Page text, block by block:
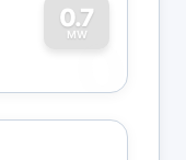
0.7
MW
0